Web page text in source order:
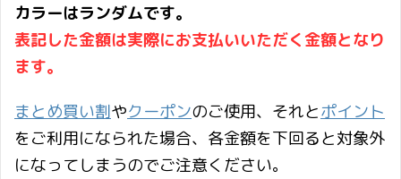
カラーはランダムです。
表記した金額は実際にお支払いいただく金額となり
ます。
まとめ買い割やクーポンのご使用、それとポイント
をご利用になられた場合、各金額を下回ると対象外
になってしまうのでご注意ください。